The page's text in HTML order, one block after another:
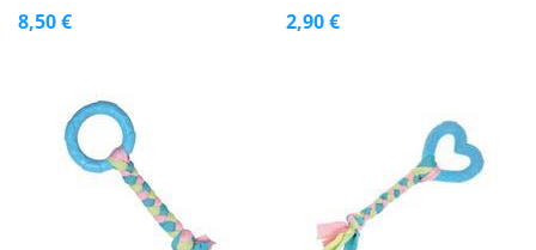
8,50 € 2,90 €